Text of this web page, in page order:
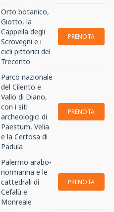
Orto botanico,
Giotto, la
Cappella degli
Scrovegni e i
cicli pittorici del
Trecento
PRENOTA
Parco nazionale
del Cilento e
Vallo di Diano,
con i siti
archeologici di
Paestum, Velia
e la Certosa di
Padula
PRENOTA
Palermo arabo-
normanna e le
cattedrali di
Cefalù e
Monreale
PRENOTA